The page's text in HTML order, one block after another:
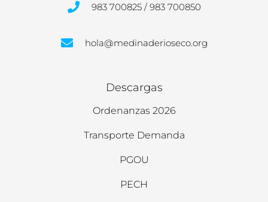
983 700825 / 983 700850
hola@medinaderioseco.org
Descargas
Ordenanzas 2026
Transporte Demanda
PGOU
PECH